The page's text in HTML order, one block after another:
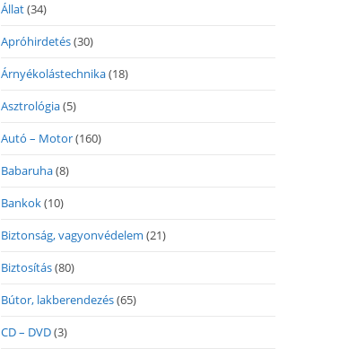
Állat(34)
Apróhirdetés(30)
Árnyékolástechnika(18)
Asztrológia(5)
Autó – Motor(160)
Babaruha(8)
Bankok(10)
Biztonság, vagyonvédelem (21)
Biztosítás(80)
Bútor, lakberendezés(65)
CD – DVD(3)